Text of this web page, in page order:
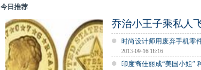
今日推荐
乔治小王子乘私人
时尚设计师用废弃手机零
2013-09-16 18:16
印度裔佳丽成“美国小姐”